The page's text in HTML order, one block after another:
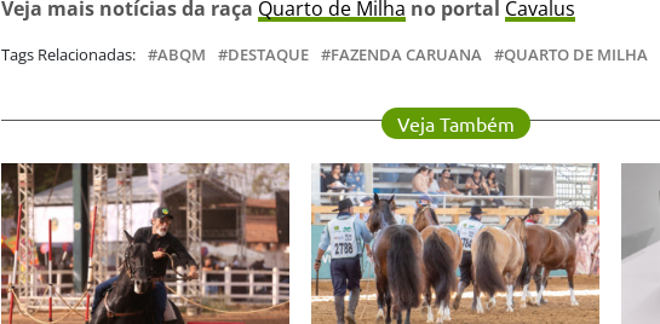
Veja mais notícias da raça Quarto de Milha no portal Cavalus
Tags Relacionadas: ABQM DESTAQUE FAZENDA CARUANA QUARTO DE MILHA
Veja Também